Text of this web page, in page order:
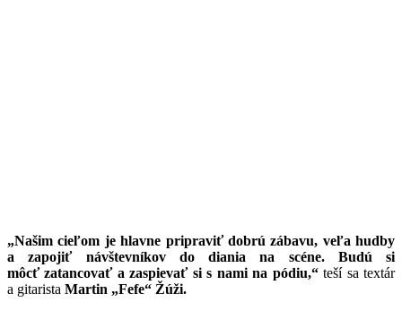
„Našim cieľom je hlavne pripraviť dobrú zábavu, veľa hudby
a zapojiť návštevníkov do diania na scéne. Budú si
môcťzatancovať a zaspievať si s nami na pódiu,“teší sa textár
a gitarista Martin „Fefe“ Žúži.